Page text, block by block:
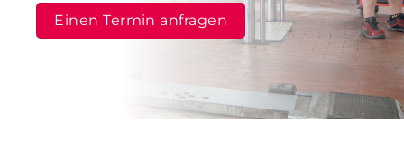
Einen Termin anfragen